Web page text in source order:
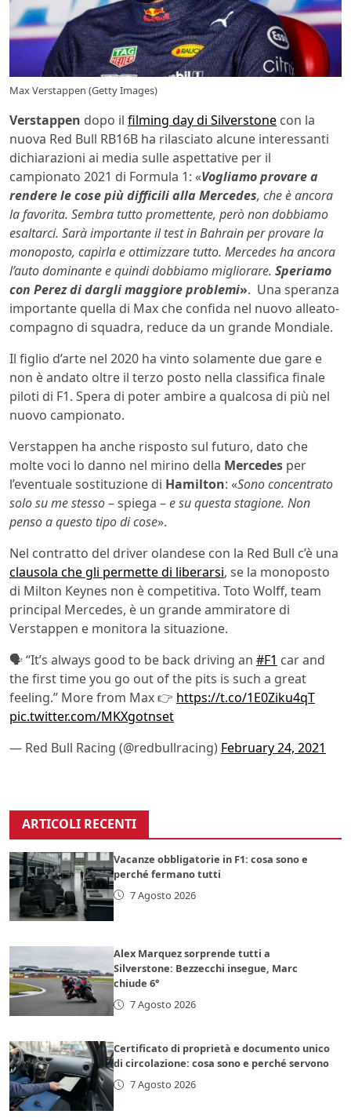
Max Verstappen (Getty Images)
Verstappen dopo il filming day di Silverstone con la
nuova Red Bull RB16B ha rilasciato alcune interessanti
dichiarazioni ai media sulle aspettative per il
campionato 2021 di Formula 1: «Vogliamo provare a
rendere le cose più difficili alla Mercedes, che è ancora
la favorita. Sembra tutto promettente, però non dobbiamo
esaltarci. Sarà importante il test in Bahrain per provare la
monoposto, capirla e ottimizzare tutto. Mercedes ha ancora
l’auto dominante e quindi dobbiamo migliorare. Speriamo
con Perez di dargli maggiore problemi». Una speranza
importante quella di Max che confida nel nuovo alleato-
compagno di squadra, reduce da un grande Mondiale.
Il figlio d’arte nel 2020 ha vinto solamente due gare e
non è andato oltre il terzo posto nella classifica finale
piloti di F1. Spera di poter ambire a qualcosa di più nel
nuovo campionato.
Verstappen ha anche risposto sul futuro, dato che
molte voci lo danno nel mirino della Mercedes per
l’eventuale sostituzione di Hamilton: «Sono concentrato
solo su me stesso– spiega –e su questa stagione. Non
penso a questo tipo di cose».
Nel contratto del driver olandese con la Red Bull c’è una
clausola che gli permette di liberarsi, se la monoposto
di Milton Keynes non è competitiva. Toto Wolff, team
principal Mercedes, è un grande ammiratore di
Verstappen e monitora la situazione.
🗣 “It’s always good to be back driving an #F1 car and
the first time you go out of the pits is such a great
feeling.” More from Max 👉 https://t.co/1E0Ziku4qT
pic.twitter.com/MKXgotnset
— Red Bull Racing (@redbullracing) February 24, 2021
ARTICOLI RECENTI
Vacanze obbligatorie in F1: cosa sono e
perché fermano tutti
7 Agosto 2026
Alex Marquez sorprende tutti a
Silverstone: Bezzecchi insegue, Marc
chiude 6°
7 Agosto 2026
Certificato di proprietà e documento unico
di circolazione: cosa sono e perché servono
7 Agosto 2026